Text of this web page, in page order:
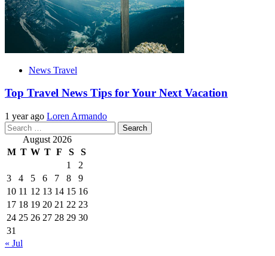
News Travel
Top Travel News Tips for Your Next Vacation
1 year ago Loren Armando
Search
for: August 2026
M T W T F S
S
1
2
3
4 5 6 7 8
9
10 11 12 13 14 15 16
17 18 19 20 21 22 23
24 25 26 27 28 29 30
31
« Jul